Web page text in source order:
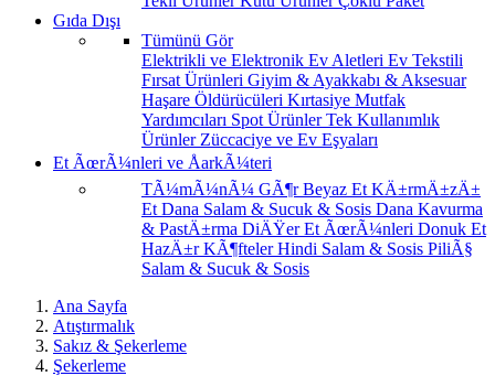
Gıda Dışı
Tümünü Gör
Elektrikli ve Elektronik Ev Aletleri Ev Tekstili
Fırsat Ürünleri Giyim & Ayakkabı & Aksesuar
Haşare Öldürücüleri Kırtasiye Mutfak
Yardımcıları Spot ÜrünlerTek Kullanımlık
Ürünler Züccaciye ve Ev Eşyaları
Et ÃœrÃ¼nleri ve ÅarkÃ¼teri
TÃ¼mÃ¼nÃ¼ GÃ¶rBeyaz Et KÄ±rmÄ±zÄ±
Et Dana Salam & Sucuk & Sosis Dana Kavurma
& PastÄ±rma DiÄŸer Et ÃœrÃ¼nleri Donuk Et
HazÄ±r KÃ¶ftelerHindi Salam & Sosis PiliÃ§
Salam & Sucuk & Sosis
Ana Sayfa
Atıştırmalık
Sakız & Şekerleme
Şekerleme